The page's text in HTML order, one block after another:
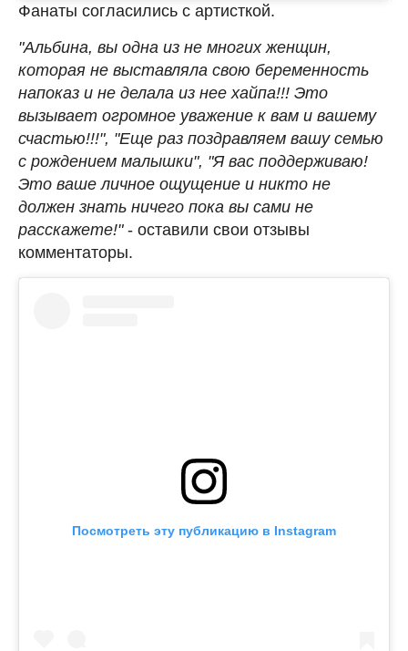
Фанаты согласились с артисткой.
"Альбина, вы одна из не многих женщин,
которая не выставляла свою беременность
напоказ и не делала из нее хайпа!!! Это
вызывает огромное уважение к вам и вашему
счастью!!!", "Еще раз поздравляем вашу семью
с рождением малышки", "Я вас поддерживаю!
Это ваше личное ощущение и никто не
должен знать ничего пока вы сами не
расскажете!"- оставили свои отзывы
комментаторы.
Посмотреть эту публикацию в Instagram